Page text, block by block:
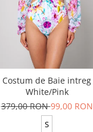
Costum de Baie intreg
White/Pink
379,00 RON99,00 RON
S